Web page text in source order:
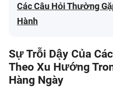
Các Câu Hỏi Thường
Hành
Sự Trỗi Dậy Của
Theo Xu Hướng
Hàng Ngày